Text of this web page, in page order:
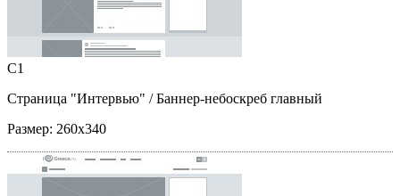
C1
Страница "Интервью" / Баннер-небоскреб главный
Размер: 260x340